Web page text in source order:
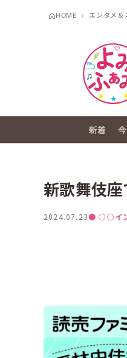
HOME エンタメ＆
新着
新歌舞伎
2024.07.23● ○○イ